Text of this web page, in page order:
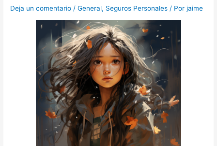
Deja un comentario /General, Seguros Personales / Porjaime